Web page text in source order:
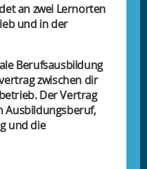
an zwei Lernorten
und in der
Berufsausbildung
zwischen dir
Der Vertrag
Ausbildungsberuf,
und die